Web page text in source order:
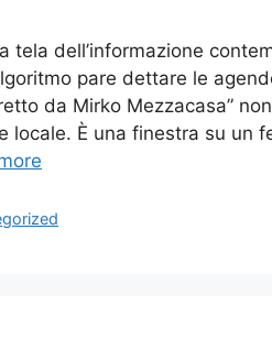
tela dell’informazione
pare dettare le
da Mirko Mezzacasa”
locale. È una finestra su un